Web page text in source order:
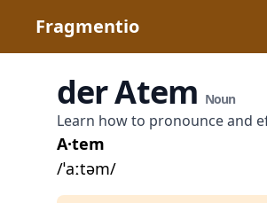
Fragmentio
der Atem Noun
Learn how to pronounce and
A·tem
/ˈaːtəm/